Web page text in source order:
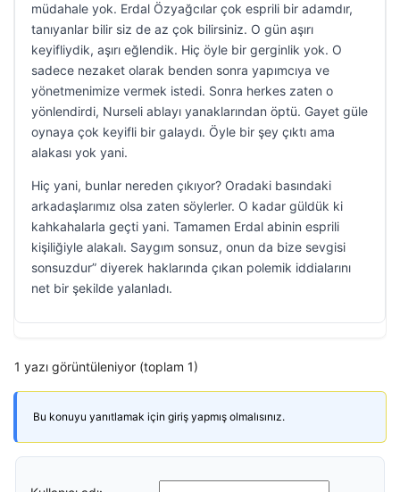
müdahale yok. Erdal Özyağcılar çok esprili bir adamdır,
tanıyanlar bilir siz de az çok bilirsiniz. O gün aşırı
keyifliydik, aşırı eğlendik. Hiç öyle bir gerginlik yok. O
sadece nezaket olarak benden sonra yapımcıya ve
yönetmenimize vermek istedi. Sonra herkes zaten o
yönlendirdi, Nurseli ablayı yanaklarından öptü. Gayet güle
oynaya çok keyifli bir galaydı. Öyle bir şey çıktı ama
alakası yok yani.
Hiç yani, bunlar nereden çıkıyor? Oradaki basındaki
arkadaşlarımız olsa zaten söylerler. O kadar güldük ki
kahkahalarla geçti yani. Tamamen Erdal abinin esprili
kişiliğiyle alakalı. Saygım sonsuz, onun da bize sevgisi
sonsuzdur” diyerek haklarında çıkan polemik iddialarını
net bir şekilde yalanladı.
1 yazı görüntüleniyor (toplam 1)
Bu konuyu yanıtlamak için giriş yapmış olmalısınız.